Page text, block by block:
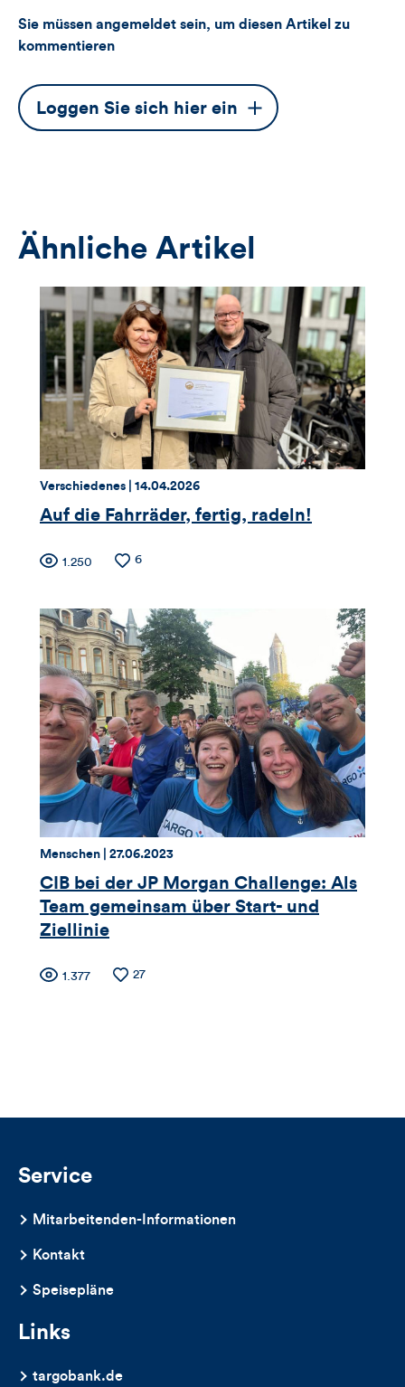
Sie müssen angemeldet sein, um diesen Artikel zu
kommentieren
Dieser
Button
Loggen Sie sich hier ein
Ähnliche Artikel
Thema:
Verschiedenes | Datum:
14.04.2026
Auf die Fahrräder, fertig, radeln!
Zähler
für
Views,
Likes
und
Kommentare
dieses
Artikels
Anzahl
1.250
Anzahl
6
Thema:
Menschen | Datum:
27.06.2023
CIB bei der JP Morgan Challenge: Als
Team gemeinsam über Start- und
Ziellinie
Zähler
Kommentare
dieses
Artikels
Anzahl
1.377
Anzahl
27
Service
Mitarbeitenden-Informationen
Kontakt
Speisepläne
Links
targobank.de